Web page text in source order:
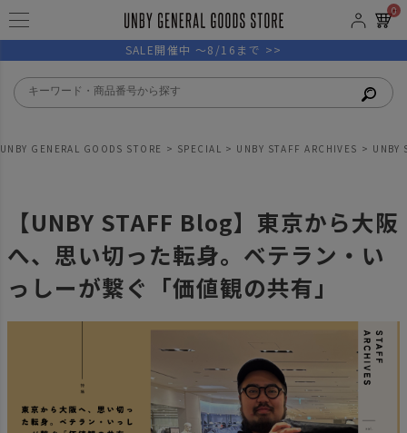
0
SALE開催中 ～8/16まで >>
UNBY GENERAL GOODS STORE SPECIAL UNBY STAFF ARCHIVES UNBY
【UNBY STAFF Blog】東京から大阪
へ、思い切った転身。ベテラン・い
っしーが繋ぐ「価値観の共有」